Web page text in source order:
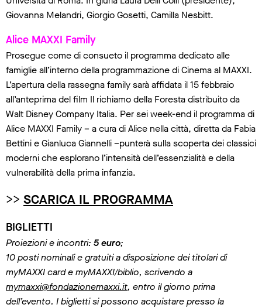
Giovanna Melandri, Giorgio Gosetti, Camilla Nesbitt.
Alice MAXXI Family
Prosegue come di consueto il programma dedicato alle
famiglie all’interno della programmazione di Cinema al MAXXI.
L’apertura della rassegna family sarà affidata il 15 febbraio
all’anteprima del film Il richiamo della Foresta distribuito da
Walt Disney Company Italia. Per sei week-end il programma di
Alice MAXXI Family – a cura di Alice nella città, diretta da Fabia
Bettini e Gianluca Giannelli –punterà sulla scoperta dei classici
moderni che esplorano l’intensità dell’essenzialità e della
vulnerabilità della prima infanzia.
>> SCARICA IL PROGRAMMA
BIGLIETTI
Proiezioni e incontri: 5 euro;
10 posti nominali e gratuiti a disposizione dei titolari di
myMAXXI card e myMAXXI/biblio, scrivendo a
mymaxxi@fondazionemaxxi.it, entro il giorno prima
dell’evento. Ibiglietti si possono acquistare presso la